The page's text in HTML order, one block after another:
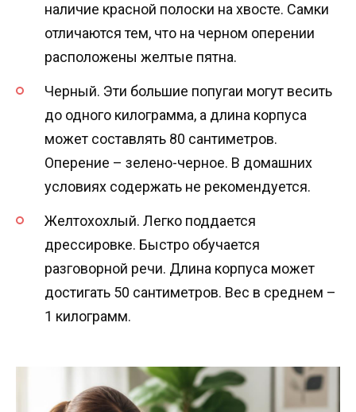
наличие красной полоски на хвосте. Самки
отличаются тем, что на черном оперении
расположены желтые пятна.
Черный. Эти большие попугаи могут весить
до одного килограмма, а длина корпуса
может составлять 80 сантиметров.
Оперение – зелено-черное. В домашних
условиях содержать не рекомендуется.
Желтохохлый. Легко поддается
дрессировке. Быстро обучается
разговорной речи. Длина корпуса может
достигать 50 сантиметров. Вес в среднем –
1 килограмм.